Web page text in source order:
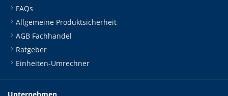
FAQs
Allgemeine Produktsicherheit
AGB Fachhandel
Ratgeber
Einheiten-Umrechner